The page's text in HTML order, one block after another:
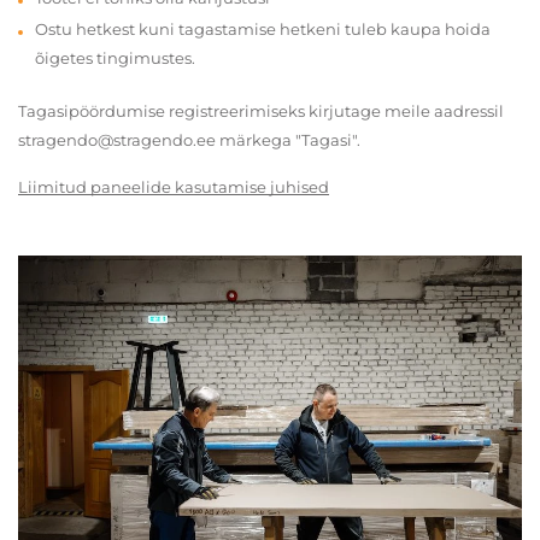
Ostu hetkest kuni tagastamise hetkeni tuleb kaupa hoida
õigetes tingimustes.
Tagasipöördumise registreerimiseks kirjutage meile aadressil
stragendo@stragendo.ee märkega "Tagasi".
Liimitud paneelide kasutamise juhised